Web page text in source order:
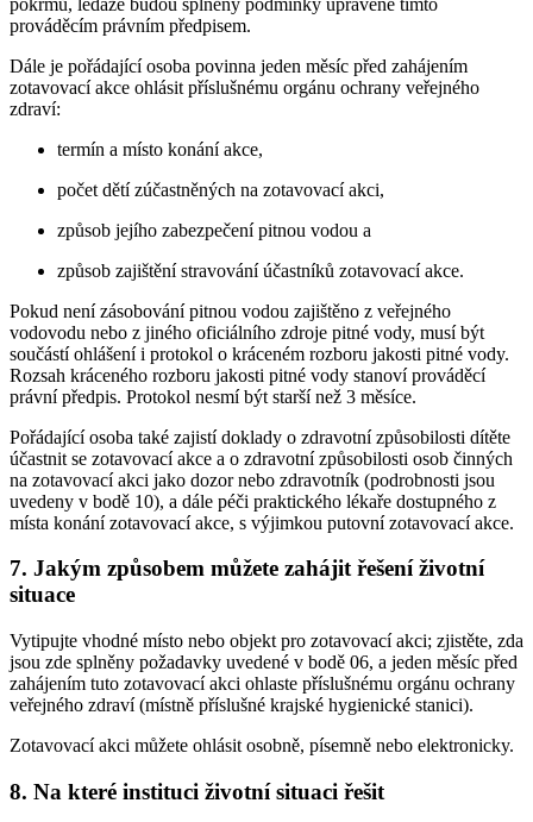
prováděcím právním předpisem.
Dále je pořádající osoba povinna jeden měsíc před zahájením
zotavovací akce ohlásit příslušnému orgánu ochrany veřejného
zdraví:
termín a místo konání akce,
počet dětí zúčastněných na zotavovací akci,
způsob jejího zabezpečení pitnou vodou a
způsob zajištění stravování účastníků zotavovací akce.
Pokud není zásobování pitnou vodou zajištěno z veřejného
vodovodu nebo z jiného oficiálního zdroje pitné vody, musí být
součástí ohlášení i protokol o kráceném rozboru jakosti pitné vody.
Rozsah kráceného rozboru jakosti pitné vody stanoví prováděcí
právní předpis. Protokol nesmí být starší než 3 měsíce.
Pořádající osoba také zajistí doklady o zdravotní způsobilosti dítěte
účastnit se zotavovací akce a o zdravotní způsobilosti osob činných
na zotavovací akci jako dozor nebo zdravotník (podrobnosti jsou
uvedeny v bodě 10), a dále péči praktického lékaře dostupného z
místa konání zotavovací akce, s výjimkou putovní zotavovací akce.
7. Jakým způsobem můžete zahájit řešení životní
situace
Vytipujte vhodné místo nebo objekt pro zotavovací akci; zjistěte, zda
jsou zde splněny požadavky uvedené v bodě 06, a jeden měsíc před
zahájením tuto zotavovací akci ohlaste příslušnému orgánu ochrany
veřejného zdraví (místně příslušné krajské hygienické stanici).
Zotavovací akci můžete ohlásit osobně, písemně nebo elektronicky.
8. Na které instituci životní situaci řešit